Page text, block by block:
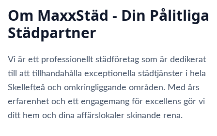
Om MaxxStäd - Din Pålitliga
Städpartner
Vi är ett professionellt städföretag som är dedikerat
till att tillhandahålla exceptionella städtjänster i hela
Skellefteå och omkringliggande områden. Med års
erfarenhet och ett engagemang för excellens gör vi
ditt hem och dina affärslokaler skinande rena.